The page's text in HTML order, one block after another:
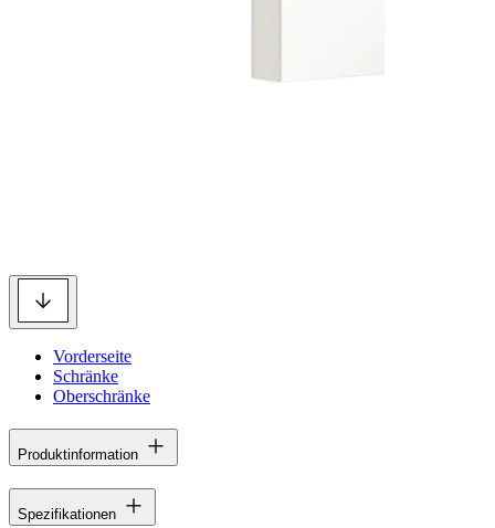
Vorderseite
Schränke
Oberschränke
Produktinformation
Spezifikationen